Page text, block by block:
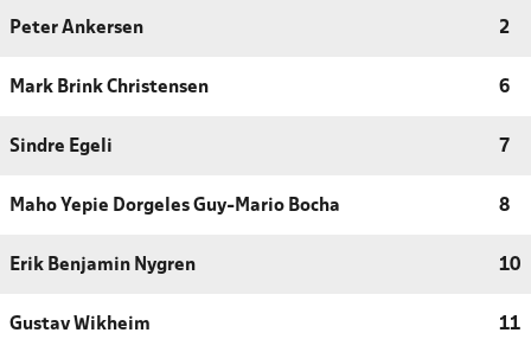
Peter Ankersen 2
Mark Brink Christensen 6
Sindre Egeli 7
Maho Yepie Dorgeles Guy-Mario Bocha 8
Erik Benjamin Nygren 10
Gustav Wikheim 11